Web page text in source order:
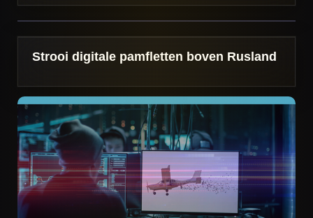
Strooi digitale pamfletten boven Rusland